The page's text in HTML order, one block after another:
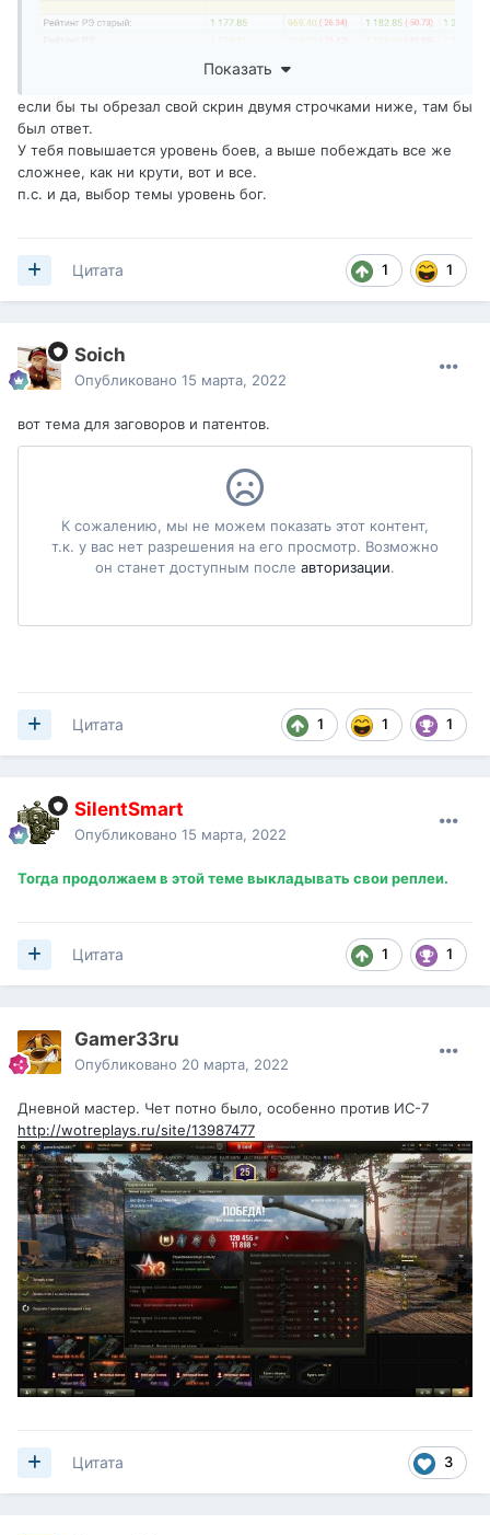
Итак, вопрос знатокам: как же так получается, что мои
заметьте, тоже просадка. Почему постоянно
прогрессирующий я вдруг пошел на понижение, если эта
игра честная?
винрейт выше, чем на старом акке, эти 7% я поднял за
время пребывания с вами, ухуу, ураа
ХОТЯ ЭТО ДОЛЖНЫ БЫЛИ БЫТЬ 9%
Показать
если бы ты обрезал свой скрин двумя строчками ниже, там бы
был ответ.
У тебя повышается уровень боев, а выше побеждать все же
сложнее, как ни крути, вот и все.
п.с. и да, выбор темы уровень бог.
1 1
Цитата
Soich
Опубликовано 15 марта, 2022
вот тема для заговоров и патентов.
1 1 1
Цитата
SilentSmart
Опубликовано 15 марта, 2022
Тогда продолжаем в этой теме выкладывать свои реплеи.
1 1
Цитата
Gamer33ru
Опубликовано 20 марта, 2022
Дневной мастер. Чет потно было, особенно против ИС-7
http://wotreplays.ru/site/13987477
3
Цитата